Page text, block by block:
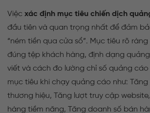
Việc xác định mục tiêu chiến dịch
đầu tiên và quan trọng nhất để đảm
“ném tiền qua cửa sổ”. Mục tiêu rõ
đúng tệp khách hàng, định dạng
viết và cách đo lường chỉ số quảng cáo
mục tiêu khi chạy quảng cáo như:
thương hiệu, Tăng lượt truy cập
hàng tiềm năng, Tăng doanh số bán